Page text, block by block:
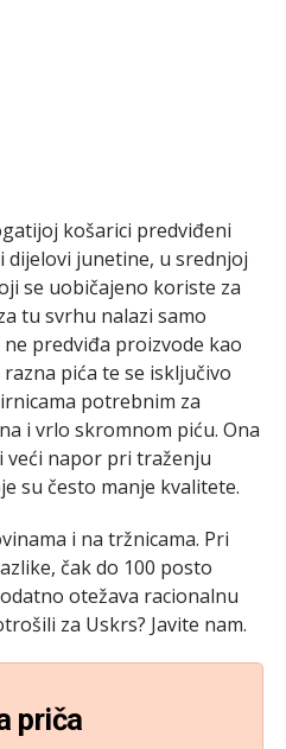
košarici predviđeni
junetine, u srednjoj
se uobičajeno koriste za
tu svrhu nalazi samo
predviđa proizvode kao
pića te se isključivo
potrebnim za
i vrlo skromnom piću. Ona
veći napor pri traženju
su često manje kvalitete.
i na tržnicama. Pri
čak do 100 posto
otežava racionalnu
za Uskrs? Javite nam.
priča